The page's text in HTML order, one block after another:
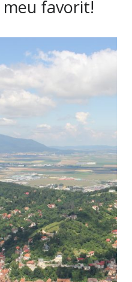
favorit!